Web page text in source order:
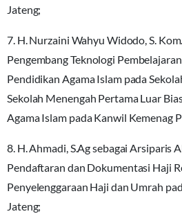
Jateng;
7. H. Nurzaini Wahyu Widodo, S.
Pengembang Teknologi
Pendidikan Agama Islam pada
Sekolah Menengah Pertama Luar
Agama Islam pada Kanwil Kemenag
8. H. Ahmadi, S.Ag sebagai Arsiparis
Pendaftaran dan Dokumentasi Haji
Penyelenggaraan Haji dan Umrah
Jateng;